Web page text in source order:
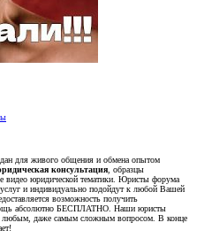
для живого общения и обмена опытом
консультация , образцы
видео юридической тематики. Юристы форума
и индивидуально подойдут к любой Вашей
возможность получить
абсолютно БЕСПЛАТНО. Наши юристы
любым, даже самым сложным вопросом. В конце